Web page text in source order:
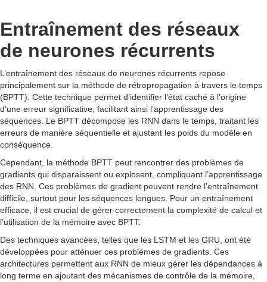
Entraînement des réseaux
de neurones récurrents
L’entraînement des réseaux de neurones récurrents repose
principalement sur la méthode de rétropropagation à travers le temps
(BPTT). Cette technique permet d’identifier l’état caché à l’origine
d’une erreur significative, facilitant ainsi l’apprentissage des
séquences. Le BPTT décompose les RNN dans le temps, traitant les
erreurs de manière séquentielle et ajustant les poids du modèle en
conséquence.
Cependant, la méthode BPTT peut rencontrer des problèmes de
gradients qui disparaissent ou explosent, compliquant l’apprentissage
des RNN. Ces problèmes de gradient peuvent rendre l’entraînement
difficile, surtout pour les séquences longues. Pour un entraînement
efficace, il est crucial de gérer correctement la complexité de calcul et
l’utilisation de la mémoire avec BPTT.
Des techniques avancées, telles que les LSTM et les GRU, ont été
développées pour atténuer ces problèmes de gradients. Ces
architectures permettent aux RNN de mieux gérer les dépendances à
long terme en ajoutant des mécanismes de contrôle de la mémoire,